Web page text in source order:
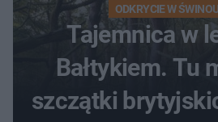
ODKRYCIE W
Tajemnica w
Bałtykiem. Tu
szczątki